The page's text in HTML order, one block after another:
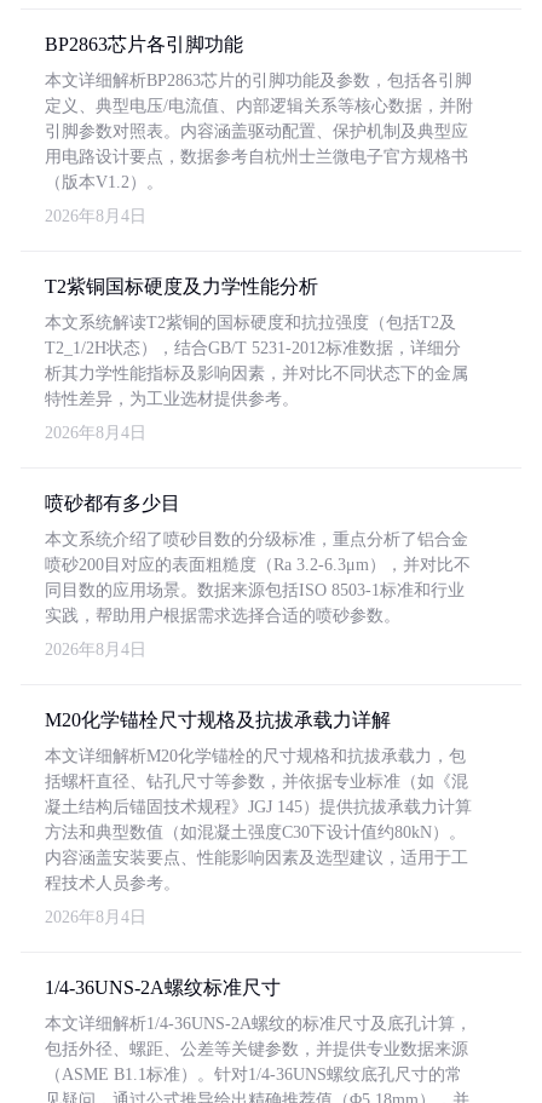
BP2863芯片各引脚功能
本文详细解析BP2863芯片的引脚功能及参数，包括各引脚
定义、典型电压/电流值、内部逻辑关系等核心数据，并附
引脚参数对照表。内容涵盖驱动配置、保护机制及典型应
用电路设计要点，数据参考自杭州士兰微电子官方规格书
（版本V1.2）。
2026年8月4日
T2紫铜国标硬度及力学性能分析
本文系统解读T2紫铜的国标硬度和抗拉强度（包括T2及
T2_1/2H状态），结合GB/T 5231-2012标准数据，详细分
析其力学性能指标及影响因素，并对比不同状态下的金属
特性差异，为工业选材提供参考。
2026年8月4日
喷砂都有多少目
本文系统介绍了喷砂目数的分级标准，重点分析了铝合金
喷砂200目对应的表面粗糙度（Ra 3.2-6.3μm），并对比不
同目数的应用场景。数据来源包括ISO 8503-1标准和行业
实践，帮助用户根据需求选择合适的喷砂参数。
2026年8月4日
M20化学锚栓尺寸规格及抗拔承载力详解
本文详细解析M20化学锚栓的尺寸规格和抗拔承载力，包
括螺杆直径、钻孔尺寸等参数，并依据专业标准（如《混
凝土结构后锚固技术规程》JGJ 145）提供抗拔承载力计算
方法和典型数值（如混凝土强度C30下设计值约80kN）。
内容涵盖安装要点、性能影响因素及选型建议，适用于工
程技术人员参考。
2026年8月4日
1/4-36UNS-2A螺纹标准尺寸
本文详细解析1/4-36UNS-2A螺纹的标准尺寸及底孔计算，
包括外径、螺距、公差等关键参数，并提供专业数据来源
（ASME B1.1标准）。针对1/4-36UNS螺纹底孔尺寸的常